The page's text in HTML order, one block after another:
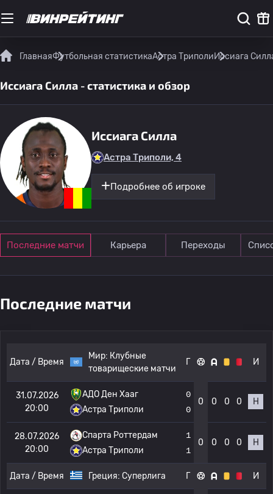
ГлавнаяФутбольная статистикаАстра ТриполиИссиага
Иссиага Силла - статистика и обзор
Иссиага Силла
Астра Триполи, 4
Подробнее об игроке
Последние матчи Карьера Переходы
Последние матчи
Дата / Время
Мир: Клубные
товарищеские матчи
Г И
31.07.2026
20:00
АДО Ден Хааг
Астра Триполи
0
0
0 0 0 0 Н
28.07.2026
20:00
Спарта Роттердам
Астра Триполи
1
1
0 0 0 0 Н
Дата / Время Греция: Суперлига Г И